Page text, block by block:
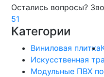
Остались вопросы?
51
Категории
Виниловая плитка
Искусственная
Модульные ПВХ